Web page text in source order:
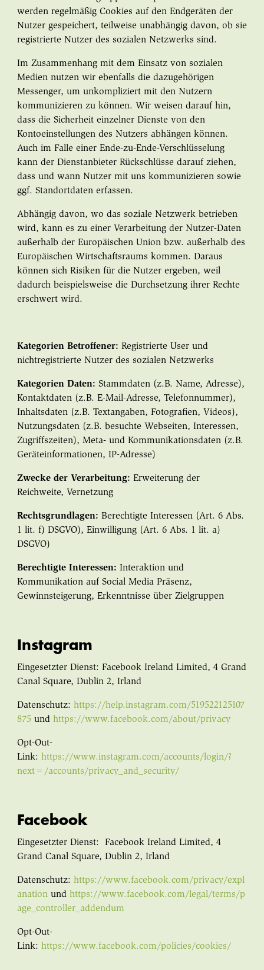
werden regelmäßig Cookies auf den Endgeräten der
Nutzer gespeichert, teilweise unabhängig davon, ob sie
registrierte Nutzer des sozialen Netzwerks sind.
Im Zusammenhang mit dem Einsatz von sozialen
Medien nutzen wir ebenfalls die dazugehörigen
Messenger, um unkompliziert mit den Nutzern
kommunizieren zu können. Wir weisen darauf hin,
dass die Sicherheit einzelner Dienste von den
Kontoeinstellungen des Nutzers abhängen können.
Auch im Falle einer Ende-zu-Ende-Verschlüsselung
kann der Dienstanbieter Rückschlüsse darauf ziehen,
dass und wann Nutzer mit uns kommunizieren sowie
ggf. Standortdaten erfassen.
Abhängig davon, wo das soziale Netzwerk betrieben
wird, kann es zu einer Verarbeitung der Nutzer-Daten
außerhalb der Europäischen Union bzw. außerhalb des
Europäischen Wirtschaftsraums kommen. Daraus
können sich Risiken für die Nutzer ergeben, weil
dadurch beispielsweise die Durchsetzung ihrer Rechte
erschwert wird.
Kategorien Betroffener: Registrierte User und
nichtregistrierte Nutzer des sozialen Netzwerks
Kategorien Daten: Stammdaten (z.B. Name, Adresse),
Kontaktdaten (z.B. E-Mail-Adresse, Telefonnummer),
Inhaltsdaten (z.B. Textangaben, Fotografien, Videos),
Nutzungsdaten (z.B. besuchte Webseiten, Interessen,
Zugriffszeiten), Meta- und Kommunikationsdaten (z.B.
Geräteinformationen, IP-Adresse)
Zwecke der Verarbeitung: Erweiterung der
Reichweite, Vernetzung
Rechtsgrundlagen: Berechtigte Interessen (Art. 6 Abs.
1 lit. f) DSGVO), Einwilligung (Art. 6 Abs. 1 lit. a)
DSGVO)
Berechtigte Interessen: Interaktion und
Kommunikation auf Social Media Präsenz,
Gewinnsteigerung, Erkenntnisse über Zielgruppen
Instagram
Eingesetzter Dienst: Facebook Ireland Limited, 4 Grand
Canal Square, Dublin 2, Irland
Datenschutz: https://help.instagram.com/519522125107
875 und https://www.facebook.com/about/privacy
Opt-Out-
Link: https://www.instagram.com/accounts/login/?
next=/accounts/privacy_and_security/
Facebook
Eingesetzter Dienst: Facebook Ireland Limited, 4
Grand Canal Square, Dublin 2, Irland
Datenschutz: https://www.facebook.com/privacy/expl
anationund https://www.facebook.com/legal/terms/p
age_controller_addendum
Opt-Out-
Link: https://www.facebook.com/policies/cookies/